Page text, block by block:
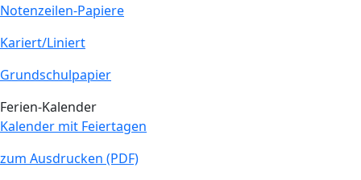
Notenzeilen-Papiere
Kariert/Liniert
Grundschulpapier
Ferien-Kalender
Kalender mit Feiertagen
zum Ausdrucken (PDF)